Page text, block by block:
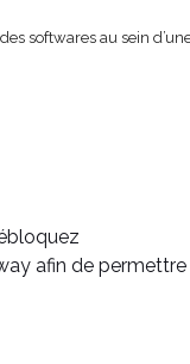
softwares au sein
afin de